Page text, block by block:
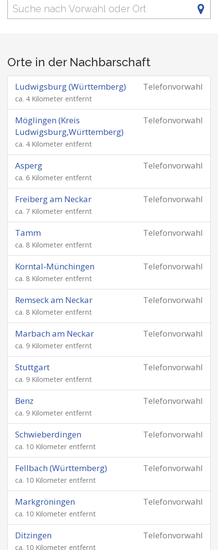
Orte in der Nachbarschaft
Telefonvorwahl
Ludwigsburg (Württemberg)
ca. 4 Kilometer entfernt
Telefonvorwahl
Möglingen (Kreis
Ludwigsburg,Württemberg)
ca. 4 Kilometer entfernt
Telefonvorwahl
Asperg
ca. 6 Kilometer entfernt
Telefonvorwahl
Freiberg am Neckar
ca. 7 Kilometer entfernt
Telefonvorwahl
Tamm
ca. 8 Kilometer entfernt
Telefonvorwahl
Korntal-Münchingen
ca. 8 Kilometer entfernt
Telefonvorwahl
Remseck am Neckar
ca. 8 Kilometer entfernt
Telefonvorwahl
Marbach am Neckar
ca. 9 Kilometer entfernt
Telefonvorwahl
Stuttgart
ca. 9 Kilometer entfernt
Telefonvorwahl
Benz
ca. 9 Kilometer entfernt
Telefonvorwahl
Schwieberdingen
ca. 10 Kilometer entfernt
Telefonvorwahl
Fellbach (Württemberg)
ca. 10 Kilometer entfernt
Telefonvorwahl
Markgröningen
ca. 10 Kilometer entfernt
Telefonvorwahl
Ditzingen
ca. 10 Kilometer entfernt